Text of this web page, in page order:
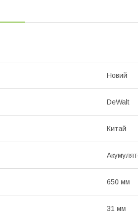
Новий
DeWalt
Китай
650 мм
31 мм